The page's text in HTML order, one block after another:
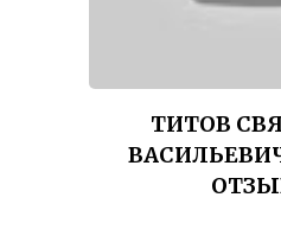
ТИТОВ